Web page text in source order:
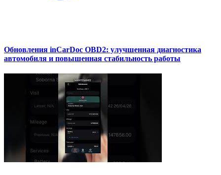
Обновления inCarDoc OBD2: улучшенная диагностика
автомобиля и повышенная стабильность работы